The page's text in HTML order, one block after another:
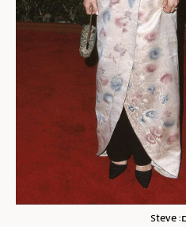
קמרון דיאז בגלובוס הזהב, 1999 | צילום: Steve